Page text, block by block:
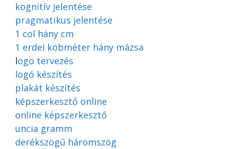
kognitív jelentése
pragmatikus jelentése
1 col hány cm
1 erdei köbméter hány mázsa
logo tervezés
logó készítés
plakát készítés
képszerkesztő online
online képszerkesztő
uncia gramm
derékszögű háromszög